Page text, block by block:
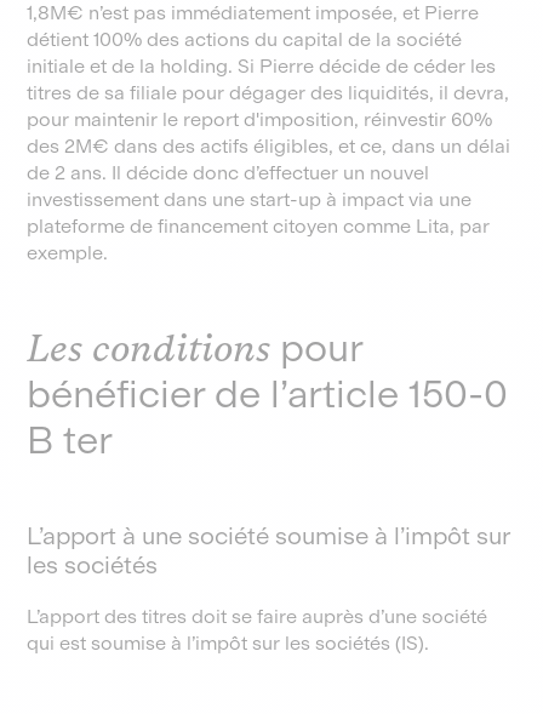
1,8M€ n’est pas immédiatement imposée, et Pierre
détient 100% des actions du capital de la société
initiale et de la holding. Si Pierre décide de céder les
titres de sa filiale pour dégager des liquidités, il devra,
pour maintenir le report d'imposition, réinvestir 60%
des 2M€ dans des actifs éligibles, et ce, dans un délai
de 2 ans. Il décide donc d’effectuer un nouvel
investissement dans une start-up à impact via une
plateforme de financement citoyen comme Lita, par
exemple.
Les conditions pour
bénéficier de l’article 150-0
B ter
L’apport à une société soumise à l’impôt sur
les sociétés
L’apport des titres doit se faire auprès d’une société
qui est soumise à l’impôt sur les sociétés (IS).